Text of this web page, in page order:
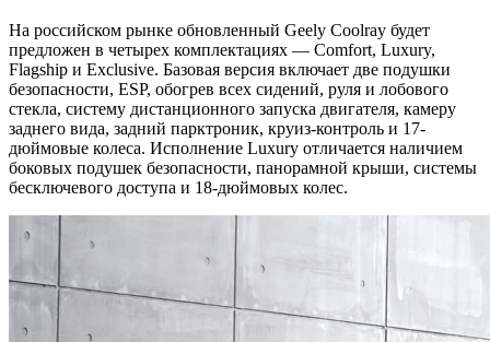
На российском рынке обновленный Geely Coolray будет
предложен в четырех комплектациях — Comfort, Luxury,
Flagship и Exclusive. Базовая версия включает две подушки
безопасности, ESP, обогрев всех сидений, руля и лобового
стекла, систему дистанционного запуска двигателя, камеру
заднего вида, задний парктроник, круиз-контроль и 17-
дюймовые колеса. Исполнение Luxury отличается наличием
боковых подушек безопасности, панорамной крыши, системы
бесключевого доступа и 18-дюймовых колес.